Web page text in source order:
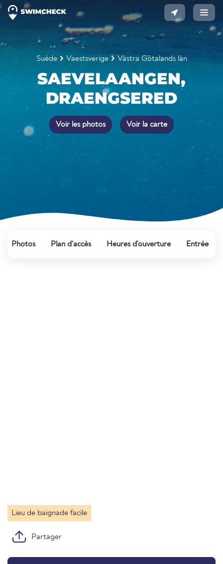
Suède Vaestsverige Västra Götalands län
SAEVELAANGEN,
DRAENGSERED
Voir les photos Voir la carte
Photos Plan d'accès Heures d'ouverture Entrée
Lieu de baignade facile
Partager